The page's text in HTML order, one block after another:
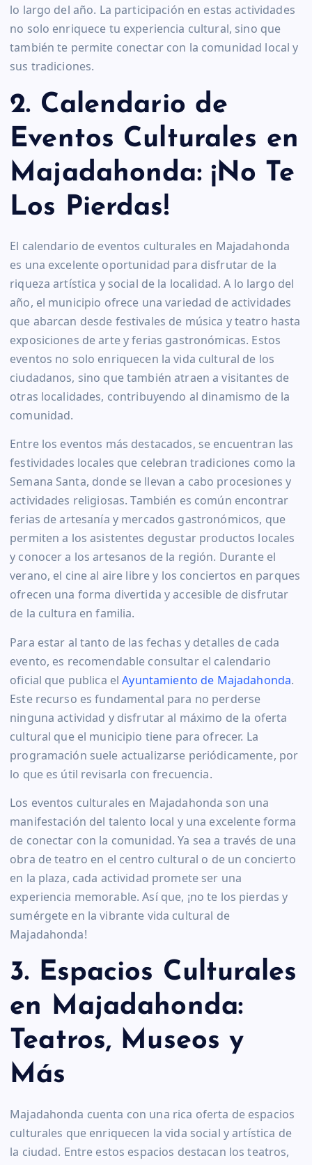
lo largo del año. La participación en estas actividades
no solo enriquece tu experiencia cultural, sino que
también te permite conectar con la comunidad local y
sus tradiciones.
2. Calendario de
Eventos Culturales en
Majadahonda: ¡No Te
Los Pierdas!
El calendario de eventos culturales en Majadahonda
es una excelente oportunidad para disfrutar de la
riqueza artística y social de la localidad. A lo largo del
año, el municipio ofrece una variedad de actividades
que abarcan desde festivales de música y teatro hasta
exposiciones de arte y ferias gastronómicas. Estos
eventos no solo enriquecen la vida cultural de los
ciudadanos, sino que también atraen a visitantes de
otras localidades, contribuyendo al dinamismo de la
comunidad.
Entre los eventos más destacados, se encuentran las
festividades locales que celebran tradiciones como la
Semana Santa, donde se llevan a cabo procesiones y
actividades religiosas. También es común encontrar
ferias de artesanía y mercados gastronómicos, que
permiten a los asistentes degustar productos locales
y conocer a los artesanos de la región. Durante el
verano, el cine al aire libre y los conciertos en parques
ofrecen una forma divertida y accesible de disfrutar
de la cultura en familia.
Para estar al tanto de las fechas y detalles de cada
evento, es recomendable consultar el calendario
oficial que publica elAyuntamiento de Majadahonda.
Este recurso es fundamental para no perderse
ninguna actividad y disfrutar al máximo de la oferta
cultural que el municipio tiene para ofrecer. La
programación suele actualizarse periódicamente, por
lo que es útil revisarla con frecuencia.
Los eventos culturales en Majadahonda son una
manifestación del talento local y una excelente forma
de conectar con la comunidad. Ya sea a través de una
obra de teatro en el centro cultural o de un concierto
en la plaza, cada actividad promete ser una
experiencia memorable. Así que, ¡no te los pierdas y
sumérgete en la vibrante vida cultural de
Majadahonda!
3. Espacios Culturales
en Majadahonda:
Teatros, Museos y
Más
Majadahonda cuenta con una rica oferta de espacios
culturales que enriquecen la vida social y artística de
la ciudad. Entre estos espacios destacan los teatros,